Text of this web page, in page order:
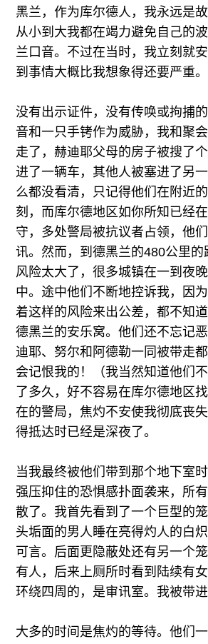
黑兰，作为库尔德人，我永远是故
从小到大我都在竭力避免自己的
兰口音。不过在当时，我立刻就
到事情大概比我想象得还要严重。
没有出示证件，没有传唤或拘捕
音和一只手铐作为威胁，我和聚
走了，赫迪耶父母的房子被搜了
进了一辆车，其他人被塞进了另
么都没看清，只记得他们在附近
刻，而库尔德地区如你所知已经
守，多处警局被抗议者占领，他
讯。然而，到德黑兰的480公里的
风险太大了，很多城镇在一到夜
中。途中他们不断地控诉我，因
着这样的风险来出公差，都不知
德黑兰的安乐窝。他们还不忘记
迪耶、努尔和阿德勒一同被带走
会记恨我的！（我当然知道他们
了多久，好不容易在库尔德地区
在的警局，焦灼不安使我彻底丧
得抵达时已经是深夜了。
当我最终被他们带到那个地下室
强压抑住的恐惧感扑面袭来，所
散了。我首先看到了一个巨型的
头垢面的男人睡在亮得灼人的白
可言。后面更隐蔽处还有另一个
有人，后来上厕所时看到陆续有
环绕四周的，是审讯室。我被带进
大多的时间是焦灼的等待。他们